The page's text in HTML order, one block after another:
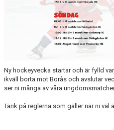
PARTNERBROSCHYR
KLUBB 1949
TREKRONAN
KLUBBEN
Ny hockeyvecka startar och är fylld
ikväll borta mot Borås och avslutar
ser ni många av våra
Tänk på reglerna som gäller när ni väl